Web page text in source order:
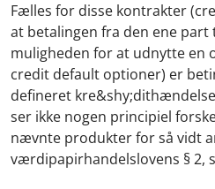
Fælles for disse kontrakter
at betalingen fra den ene
muligheden for at udnytte en
credit default optioner) er
defineret
ser ikke nogen principiel
nævnte produkter for så vidt
værdipapirhandelslovens § 2,